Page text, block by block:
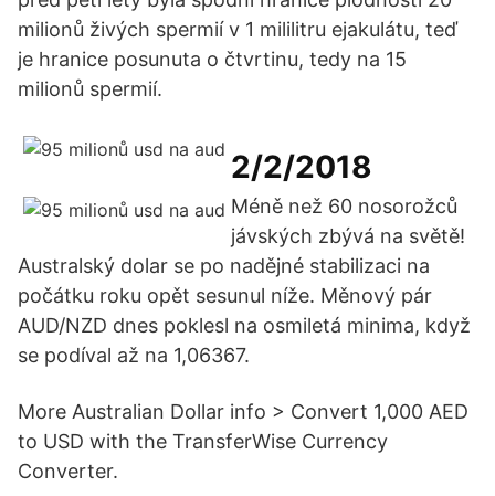
milionů živých spermií v 1 mililitru ejakulátu, teď
je hranice posunuta o čtvrtinu, tedy na 15
milionů spermií.
2/2/2018
Méně než 60 nosorožců
jávských zbývá na světě!
Australský dolar se po nadějné stabilizaci na
počátku roku opět sesunul níže. Měnový pár
AUD/NZD dnes poklesl na osmiletá minima, když
se podíval až na 1,06367.
More Australian Dollar info > Convert 1,000 AED
to USD with the TransferWise Currency
Converter.